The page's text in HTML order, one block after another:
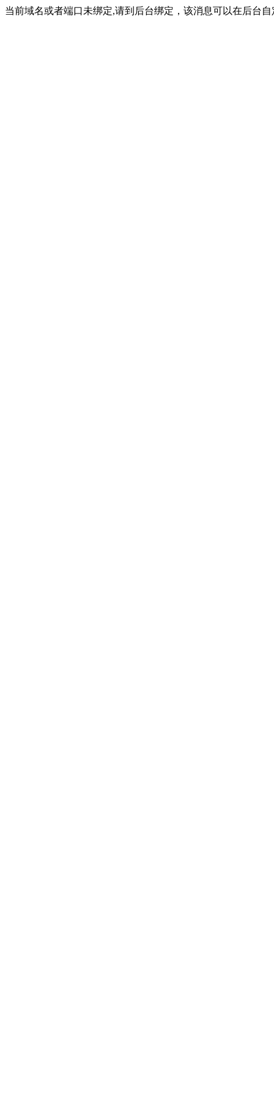
当前域名或者端口未绑定,请到后台绑定，该消息可以在后台自